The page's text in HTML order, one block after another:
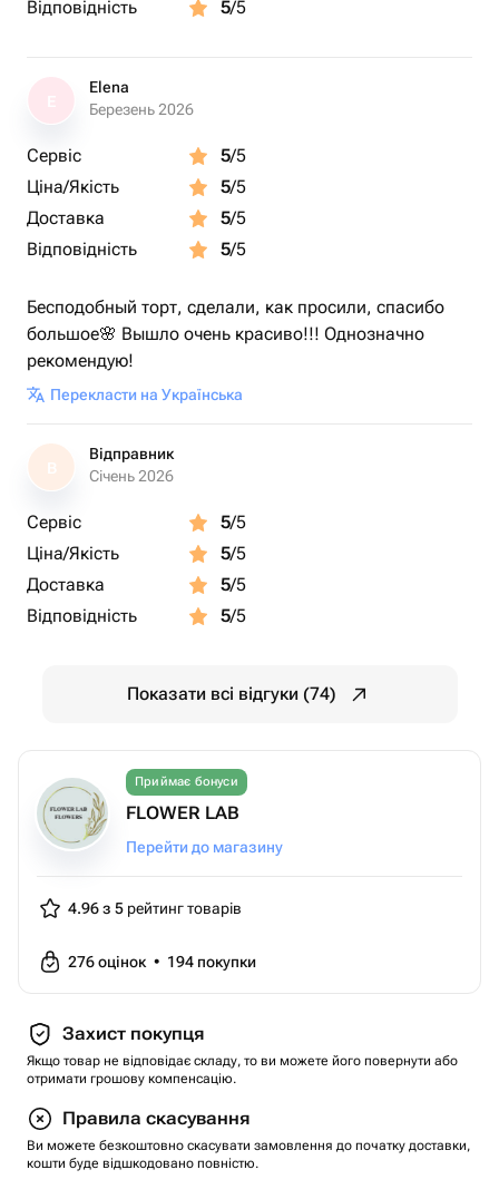
Відповідність 5/5
Elena
Березень 2026
Сервіс 5/5
Ціна/Якість
5/5
Доставка
5/5
Відповідність
5/5
Бесподобный торт, сделали, как просили, спасибо
большое🌸 Вышло очень красиво!!! Однозначно
рекомендую!
Перекласти на Українська
В
Відправник
Січень 2026
Сервіс 5/5
Ціна/Якість
5/5
Доставка
5/5
Відповідність
5/5
Показати всі відгуки (74)
Приймає бонуси
FLOWER LAB
Перейти до магазину
4.96 з 5 рейтинг товарів
276оцінок • 194 покупки
Захист покупця
Якщо товар не відповідає складу, то ви можете його повернути або
отримати грошову компенсацію.
Правила скасування
Ви можете безкоштовно скасувати замовлення до початку доставки,
кошти буде відшкодовано повністю.